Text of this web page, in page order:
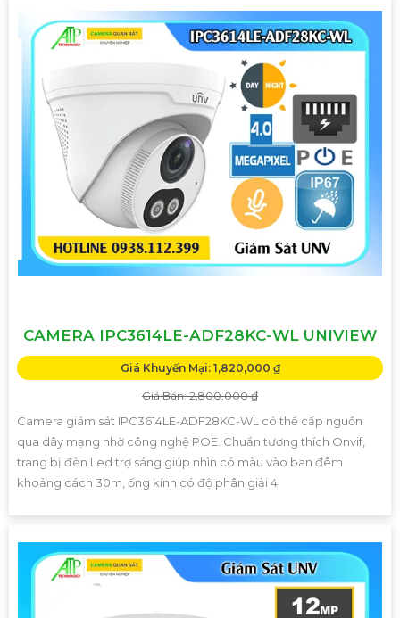
CAMERA IPC3614LE-ADF28KC-WL UNIVIEW
Giá Khuyến Mại: 1,820,000 ₫
Giá Bán: 2,800,000 ₫
Camera giám sát IPC3614LE-ADF28KC-WL có thể cấp nguồn
qua dây mạng nhờ công nghệ POE. Chuẩn tương thích Onvif,
trang bị đèn Led trợ sáng giúp nhìn có màu vào ban đêm
khoảng cách 30m, ống kính có độ phân giải 4